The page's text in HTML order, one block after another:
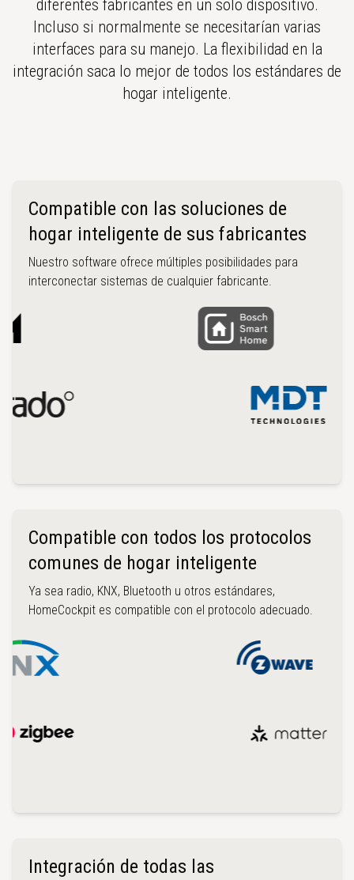
diferentes fabricantes en un solo dispositivo.
Incluso si normalmente se necesitarían varias
interfaces para su manejo. La flexibilidad en la
integración saca lo mejor de todos los estándares de
hogar inteligente.
Compatible con las soluciones de
hogar inteligente de sus fabricantes
Nuestro software ofrece múltiples posibilidades para
interconectar sistemas de cualquier fabricante.
Compatible con todos los protocolos
comunes de hogar inteligente
Ya sea radio, KNX, Bluetooth u otros estándares,
HomeCockpit es compatible con el protocolo adecuado.
Integración de todas las